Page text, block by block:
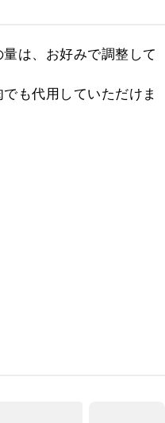
は、お好みで調整して
も代用していただけま